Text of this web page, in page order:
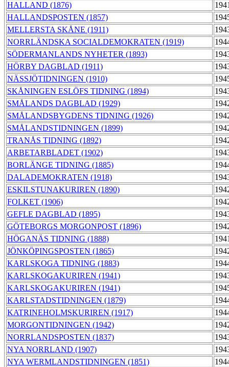
HALLAND (1876)
HALLANDSPOSTEN (1857)
MELLERSTA SKÅNE (1911)
NORRLÄNDSKA SOCIALDEMOKRATEN (1919)
SÖDERMANLANDS NYHETER (1893)
HÖRBY DAGBLAD (1911)
NÄSSJÖTIDNINGEN (1910)
SKÅNINGEN ESLÖFS TIDNING (1894)
SMÅLANDS DAGBLAD (1929)
SMÅLANDSBYGDENS TIDNING (1926)
SMÅLANDSTIDNINGEN (1899)
TRANÅS TIDNING (1892)
ARBETARBLADET (1902)
BORLÄNGE TIDNING (1885)
DALADEMOKRATEN (1918)
ESKILSTUNAKURIREN (1890)
FOLKET (1906)
GEFLE DAGBLAD (1895)
GÖTEBORGS MORGONPOST (1896)
HÖGANÄS TIDNING (1888)
JÖNKÖPINGSPOSTEN (1865)
KARLSKOGA TIDNING (1883)
KARLSKOGAKURIREN (1941)
KARLSKOGAKURIREN (1941)
KARLSTADSTIDNINGEN (1879)
KATRINEHOLMSKURIREN (1917)
MORGONTIDNINGEN (1942)
NORRLANDSPOSTEN (1837)
NYA NORRLAND (1907)
NYA WERMLANDSTIDNINGEN (1851)